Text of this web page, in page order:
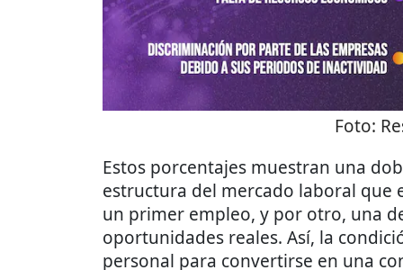
Foto:
Estos porcentajes muestran una
estructura del mercado laboral que
un primer empleo, y por otro, una
oportunidades reales. Así, la
personal para convertirse en una